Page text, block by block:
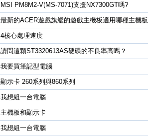
MSI PM8M2-V(MS-7071)支援NX7300GT嗎?
最新的ACER遊戲旗艦的遊戲主機板適用哪種主機板
4核心處理速度
請問這顆ST3320613AS硬碟的不良率高嗎？
我要買筆記型電腦
顯示卡 260系列與860系列
我想組一台電腦
主機板和顯示卡
我想組一台電腦